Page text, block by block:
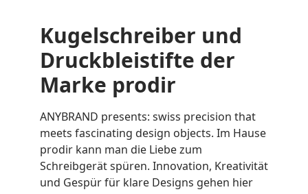
Kugelschreiber und
Druckbleistifte der
Marke prodir
ANYBRAND presents: swiss precision that
meets fascinating design objects. Im Hause
prodir kann man die Liebe zum
Schreibgerät spüren. Innovation, Kreativität
und Gespür für klare Designs gehen hier